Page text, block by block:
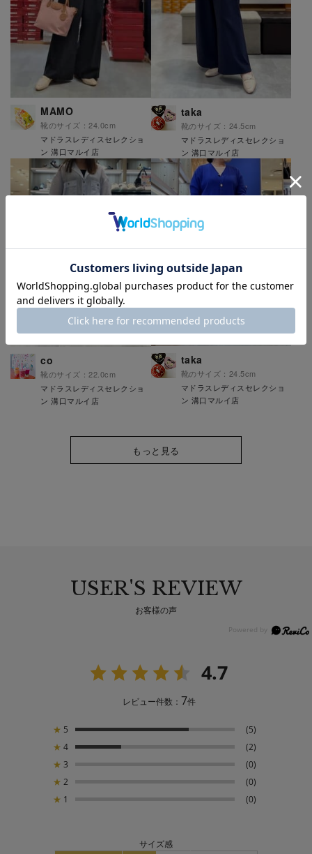
MAMO
靴のサイズ：24.0cm
マドラスレディスセレクショ
ン 溝口マルイ店
taka
靴のサイズ：24.5cm
マドラスレディスセレクショ
ン 溝口マルイ店
co
靴のサイズ：22.0cm
マドラスレディスセレクショ
ン 溝口マルイ店
taka
靴のサイズ：24.5cm
マドラスレディスセレクショ
ン 溝口マルイ店
もっと見る
USER'S REVIEW
お客様の声
4.7
レビュー件数： 7件
★ 5
(5)
★ 4
(2)
★ 3
(0)
★ 2
(0)
★ 1 (0)
サイズ感